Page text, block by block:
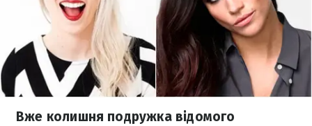
Вже колишня подружка відомого